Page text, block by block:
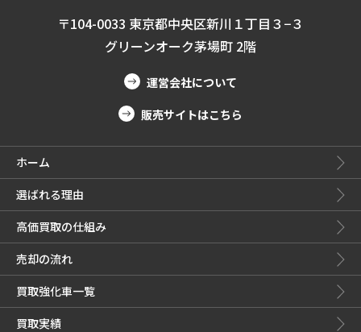
〒104-0033 東京都中央区新川１丁目３−３
グリーンオーク茅場町 2階
運営会社について
販売サイトはこちら
ホーム
選ばれる理由
高価買取の仕組み
売却の流れ
買取強化車一覧
買取実績